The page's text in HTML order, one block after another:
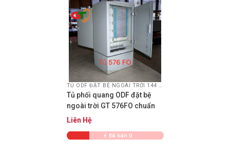
Tủ phối quang ODF đặt bệ
ngoài trời GT 576FO chuẩn
SC/UPC full phụ kiện
Liên Hệ
Đã bán 0